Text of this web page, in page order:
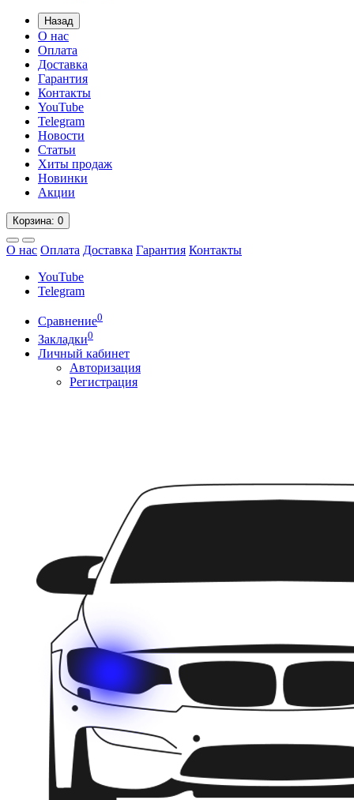
Назад
О нас
Оплата
Доставка
Гарантия
Контакты
YouTube
Telegram
Новости
Статьи
Хиты продаж
Новинки
Акции
Корзина: 0
О нас Оплата Доставка Гарантия Контакты
YouTube
Telegram
Сравнение0
Закладки0
Личный кабинет
Авторизация
Регистрация